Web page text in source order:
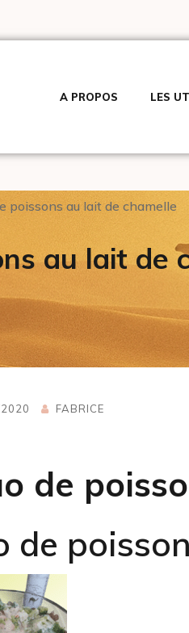
A PROPOS LES
poissons au lait de chamelle
au lait de
FABRICE
de
de